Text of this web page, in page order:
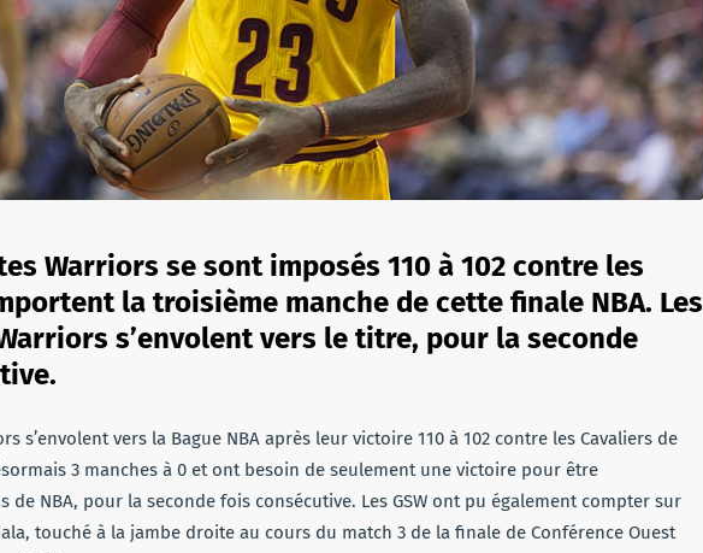
Warriors se sont imposés 110 à 102 contre les
la troisième manche de cette finale NBA. Les
s’envolent vers le titre, pour la seconde
s’envolent vers la Bague NBA après leur victoire 110 à 102 contre les Cavaliers de
3 manches à 0 et ont besoin de seulement une victoire pour être
de NBA, pour la seconde fois consécutive. Les GSW ont pu également compter sur
touché à la jambe droite au cours du match 3 de la finale de Conférence Ouest